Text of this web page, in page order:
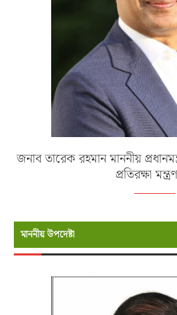
জনাব তারেক রহমান মাননীয়
প্রতিরক্ষা
মাননীয় উপদেষ্টা